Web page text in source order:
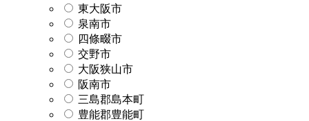
東大阪市
泉南市
四條畷市
交野市
大阪狭山市
阪南市
三島郡島本町
豊能郡豊能町